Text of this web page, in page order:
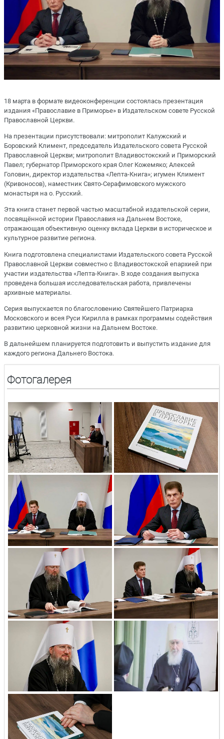
18 марта в формате видеоконференции состоялась презентация
издания «Православие в Приморье» в Издательском совете Русской
Православной Церкви.
На презентации присутствовали: митрополит Калужский и
Боровский Климент, председатель Издательского совета Русской
Православной Церкви; митрополит Владивостокский и Приморский
Павел; губернатор Приморского края Олег Кожемяко; Алексей
Головин, директор издательства «Лепта-Книга»; игумен Климент
(Кривоносов), наместник Свято-Серафимовского мужского
монастыря на о. Русский.
Эта книга станет первой частью масштабной издательской серии,
посвящённой истории Православия на Дальнем Востоке,
отражающая объективную оценку вклада Церкви в историческое и
культурное развитие региона.
Книга подготовлена специалистами Издательского совета Русской
Православной Церкви совместно с Владивостокской епархией при
участии издательства «Лепта-Книга». В ходе создания выпуска
проведена большая исследовательская работа, привлечены
архивные материалы.
Серия выпускается по благословению Святейшего Патриарха
Московского и всея Руси Кирилла в рамках программы содействия
развитию церковной жизни на Дальнем Востоке.
В дальнейшем планируется подготовить и выпустить издание для
каждого региона Дальнего Востока.
Фотогалерея